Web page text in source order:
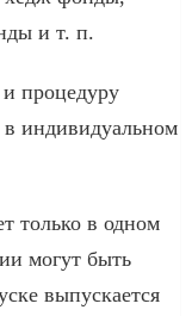
и т. п.
процедуру
индивидуальном
только в одном
могут быть
выпускается